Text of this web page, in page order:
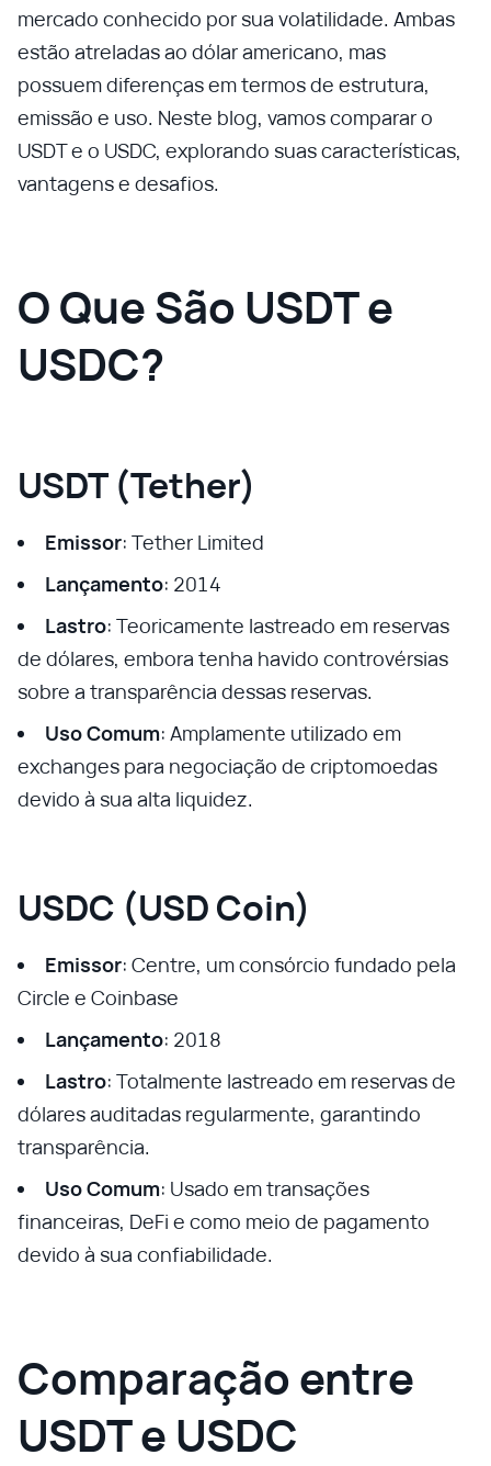
mercado conhecido por sua volatilidade. Ambas
estão atreladas ao dólar americano, mas
possuem diferenças em termos de estrutura,
emissão e uso. Neste blog, vamos comparar o
USDT e o USDC, explorando suas características,
vantagens e desafios.
O Que São USDT e
USDC?
USDT (Tether)
Emissor: Tether Limited
Lançamento: 2014
Lastro: Teoricamente lastreado em reservas
de dólares, embora tenha havido controvérsias
sobre a transparência dessas reservas.
Uso Comum: Amplamente utilizado em
exchanges para negociação de criptomoedas
devido à sua alta liquidez.
USDC (USD Coin)
Emissor: Centre, um consórcio fundado pela
Circle e Coinbase
Lançamento: 2018
Lastro: Totalmente lastreado em reservas de
dólares auditadas regularmente, garantindo
transparência.
Uso Comum: Usado em transações
financeiras, DeFi e como meio de pagamento
devido à sua confiabilidade.
Comparação entre
USDT e USDC